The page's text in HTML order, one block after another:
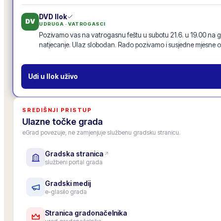
DV
DVD Ilok
UDRUGA · VATROGASCI
Pozivamo vas na vatrogasnu feštu u subotu 21.6. u 19.00
natjecanje. Ulaz slobodan. Rado pozivamo i susjedne mjesne
POZIV
Vatrogasna fešta · 21.6.
19odgovora·94lajkova
MO Centar
MJESNI ODBOR
Inicijativu za nogostup uz glavnu cestu s 87 potpisa proslijedili
prenosimo u zajednički tok objava, da je vide i drugi mjesni
11odgovora· 52lajkova
OŠ
Gradska osnovna škola
USTANOVA · ŠKOLA
Roditeljski sastanak za roditelje budućih prvašića: 25. lipnja u
odgovora
Uđi u Ilok uživo
SREDIŠNJI PRISTUP
Ulazne točke grada
eGrad povezuje, ne zamjenjuje službenu gradsku stranicu.
Gradska stranica
službeni portal grada
Gradski medij
e-glasilo grada
Stranica gradonačelnika